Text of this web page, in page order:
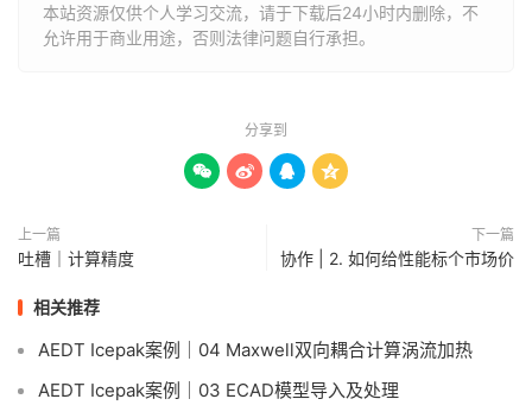
本站资源仅供个人学习交流，请于下载后24小时内删除，不
允许用于商业用途，否则法律问题自行承担。
分享到
   
上一篇
吐槽｜计算精度
下一篇
协作 | 2. 如何给性能标个市场价
相关推荐
AEDT Icepak案例｜04 Maxwell双向耦合计算涡流加热
AEDT Icepak案例｜03 ECAD模型导入及处理